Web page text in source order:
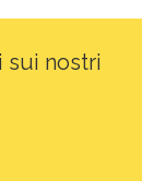
sui nostri